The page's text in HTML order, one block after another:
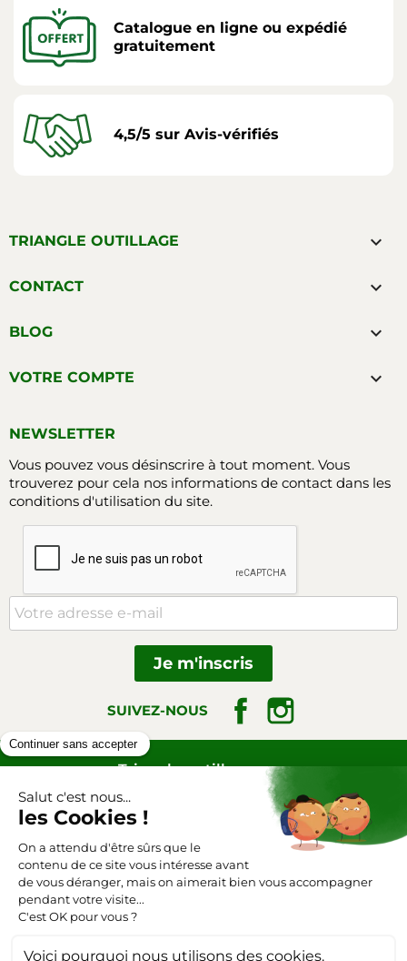
Catalogue en ligne ou expédié
gratuitement
4,5/5 sur Avis-vérifiés
TRIANGLE OUTILLAGE 
CONTACT 
BLOG 
VOTRE COMPTE 
NEWSLETTER
Vous pouvez vous désinscrire à tout moment. Vous
trouverez pour cela nos informations de contact dans les
conditions d'utilisation du site.
SUIVEZ-NOUS Facebook
Triangle-outillage.com
Conditions générales de vente